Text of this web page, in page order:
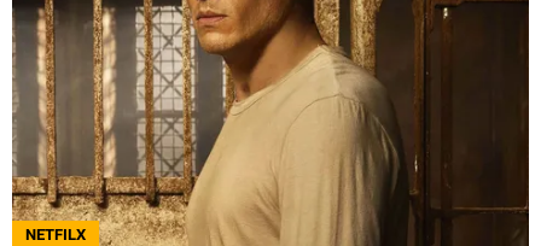
NETFILX